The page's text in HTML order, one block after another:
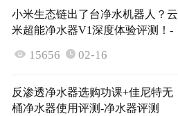
小米生态链出了台净水机器人？云
米超能净水器V1深度体验评测！-
 15656  02-16
反渗透净水器选购功课+佳尼特无
桶净水器使用评测-净水器评测